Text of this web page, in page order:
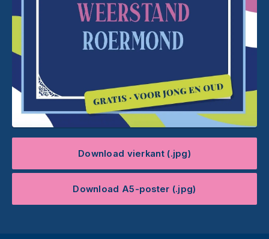
Download vierkant (.jpg)
Download A5-poster (.jpg)